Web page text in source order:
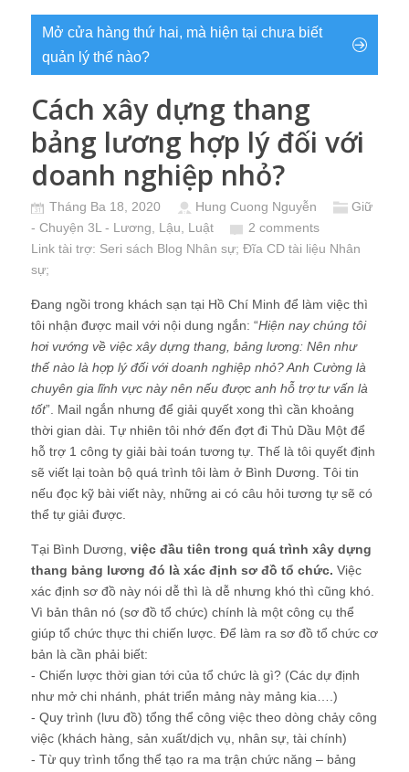
Mở cửa hàng thứ hai, mà hiện tại chưa biết
quản lý thế nào?
Cách xây dựng thang
bảng lương hợp lý đối với
doanh nghiệp nhỏ?
Tháng Ba 18, 2020 Hung Cuong Nguyễn
Giữ
- Chuyện 3L - Lương, Lậu, Luật
2 comments
Link tài trợ: Seri sách Blog Nhân sự; Đĩa CD tài liệu Nhân
sự;
Đang ngồi trong khách sạn tại Hồ Chí Minh để làm việc thì
tôi nhận được mail với nội dung ngắn: “Hiện nay chúng tôi
hơi vướng về việc xây dựng thang, bảng lương: Nên như
thế nào là hợp lý đối với doanh nghiệp nhỏ? Anh Cường là
chuyên gia lĩnh vực này nên nếu được anh hỗ trợ tư vấn là
tốt”. Mail ngắn nhưng để giải quyết xong thì cần khoảng
thời gian dài. Tự nhiên tôi nhớ đến đợt đi Thủ Dầu Một để
hỗ trợ 1 công ty giải bài toán tương tự. Thế là tôi quyết định
sẽ viết lại toàn bộ quá trình tôi làm ở Bình Dương. Tôi tin
nếu đọc kỹ bài viết này, những ai có câu hỏi tương tự sẽ có
thể tự giải được.
Tại Bình Dương, việc đầu tiên trong quá trình xây dựng
thang bảng lương đó là xác định sơ đồ tổ chức. Việc
xác định sơ đồ này nói dễ thì là dễ nhưng khó thì cũng khó.
Vì bản thân nó (sơ đồ tổ chức) chính là một công cụ thể
giúp tổ chức thực thi chiến lược. Để làm ra sơ đồ tổ chức cơ
bản là cần phải biết:
- Chiến lược thời gian tới của tổ chức là gì? (Các dự định
như mở chi nhánh, phát triển mảng này mảng kia….)
- Quy trình (lưu đồ) tổng thể công việc theo dòng chảy công
việc (khách hàng, sản xuất/dịch vụ, nhân sự, tài chính)
- Từ quy trình tổng thể tạo ra ma trận chức năng – bảng